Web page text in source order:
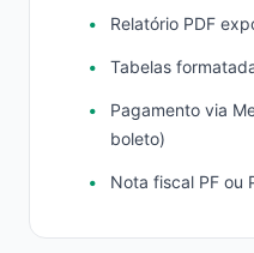
Relatório PDF
Tabelas
Pagamento via
boleto)
Nota fiscal PF ou